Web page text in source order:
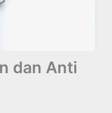
dan Anti